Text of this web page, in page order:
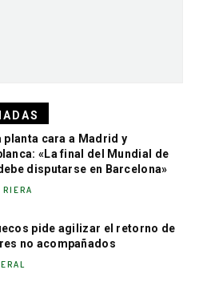
planta cara a Madrid y
«La final del Mundial de
disputarse en Barcelona»
pide agilizar el retorno de
no acompañados